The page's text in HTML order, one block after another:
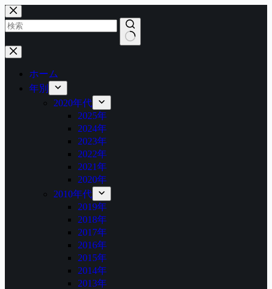
コ
ン
テ
ン
ツ
結
ホーム
年別
2020年代
2025年
2024年
2023年
2022年
2021年
2020年
2010年代
2019年
2018年
2017年
2016年
2015年
2014年
2013年